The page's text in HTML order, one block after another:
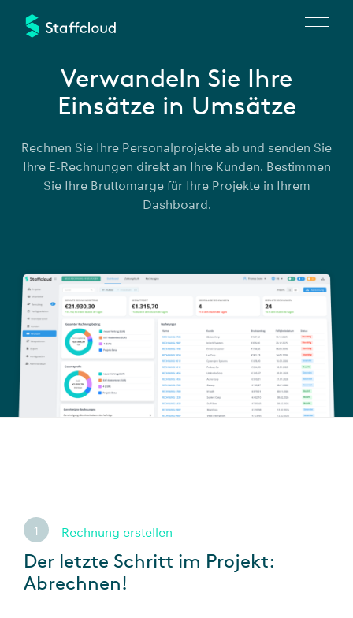
Verwandeln Sie Ihre
Einsätze in Umsätze
Rechnen Sie Ihre Personalprojekte ab und senden Sie
Ihre E-Rechnungen direkt an Ihre Kunden. Bestimmen
Sie Ihre Bruttomarge für Ihre Projekte in Ihrem
Dashboard.
1 Rechnung erstellen
Der letzte Schritt im Projekt:
Abrechnen!